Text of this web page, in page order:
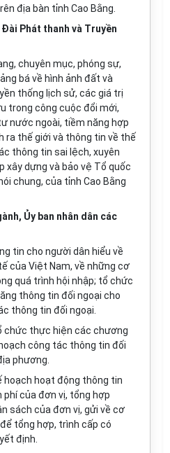
địa bàn tỉnh Cao Bằng.
Phát thanh và Truyền
chuyên mục, phóng sự,
bá về hình ảnh đất và
thống lịch sử, các giá trị
trong công cuộc đổi mới,
nước ngoài, tiềm năng hợp
ra thế giới và thông tin về thế
thông tin sai lệch, xuyên
xây dựng và bảo vệ Tổ quốc
chung, của tỉnh Cao Bằng
Ủy ban nhân dân các
tin cho người dân hiểu về
của Việt Nam, về những cơ
quá trình hội nhập; tổ chức
thông tin đối ngoại cho
thông tin đối ngoại.
chức thực hiện các chương
hoạch công tác thông tin đối
phương.
hoạch hoạt động thông tin
phí của đơn vị, tổng hợp
sách của đơn vị, gửi về cơ
ể tổng hợp, trình cấp có
định.